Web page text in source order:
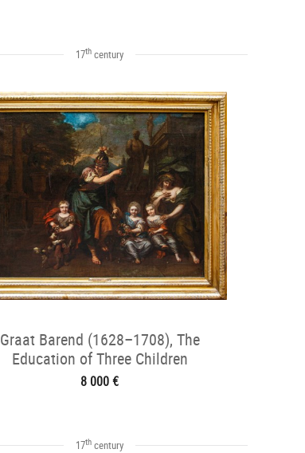
17th century
Graat Barend (1628–1708), The
Education of Three Children
8 000 €
17th century